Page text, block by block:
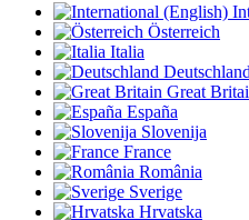
Österreich
Italia
Deutschland
Great
España
Slovenija
France
România
Sverige
Hrvatska